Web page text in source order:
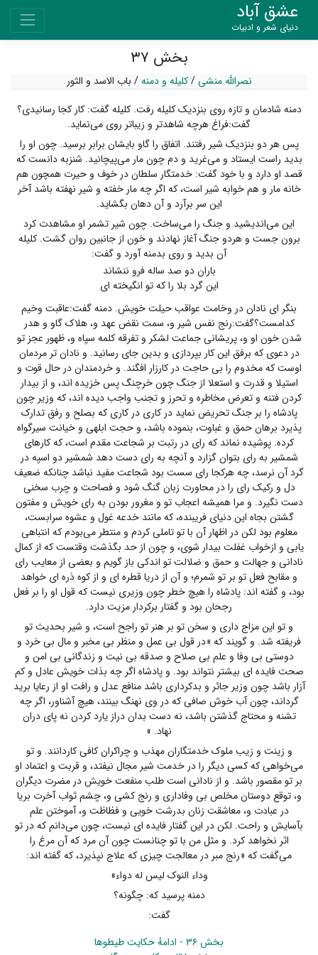
عشق آباد
دنیای شعر و ادبیات
بخش ۳۷
نصرالله منشی/کلیله و دمنه / باب الاسد و الثور
دمنه شادمان و تازه روی بنزدیک کلیله رفت. کلیله گفت: کار کجا رسانیدی؟
گفت:فراغ هرچه شاهدتر و زیباتر روی می‌نماید.
پس هر دو بنزدیک شیر رفتند. اتفاق را گاو بایشان برابر برسید. چون او را
بدید راست ایستاد و می‌غرید و دم چون مار می‌پیچانید. شنزبه دانست که
قصد او دارد و با خود گفت: خدمتگار سلطان در خوف و حیرت همچون هم
خانه مار و هم خوابه شیر است، که اگر چه مار خفته و شیر نهفته باشد آخر
این سر برآرد و آن دهان بگشاید.
این می‌اندیشید و جنگ را می‌ساخت. چون شیر تشمر او مشاهدت کرد
برون جست و هردو جنگ آغاز نهادند و خون از جانبین روان گشت. کلیله
آن بدید و روی بدمنه آورد و گفت:
باران دو صد ساله فرو ننشاند
این گرد بلا را که تو انگیخته ای
بنگر ای نادان در وخامت عواقب حیلت خویش. دمنه گفت:عاقبت وخیم
کدامست؟گفت:رنج نفس شیر و، سمت نقض عهد و، هلاک گاو و هدر
شدن خون او و، پریشانی جماعت لشکر و تفرقه کلمه سپاه و، ظهور عجز تو
در دعوی که برفق این کار بپردازی و بدین جای رسانید. و نادان تر مردمان
اوست که مخدوم را بی حاجت در کارزار افگند. و خردمندان در حال قوت و
استیلا و قدرت و استعلا از جنگ چون خرچنگ پس خزیده اند، و از بیدار
کردن فتنه و تعرض مخاطره و تحرز و تجنب واجب دیده اند، که وزیر چون
پادشاه را بر جنگ تحریض نماید در کاری در کاری که بصلح و رفق تدارک
پذیرد برهان حمق و غباوت، بنموده باشد، و حجت ابلهی و خیانت سیرگواه
کرده. پوشیده نماند که رای در رتبت بر شجاعت مقدم است، که کارهای
شمشیر به رای بتوان گزارد و آنچه به رای دست دهد شمشیر دو اسپه در
گرد آن نرسد، چه هرکجا رای سست بود شجاعت مفید نباشد چنانکه ضعیف
دل و رکیک رای را در محاورت زبان گنگ شود و فصاحت و چرب سخنی
دست نگیرد. و مرا همیشه اعجاب تو و مغرور بودن به رای خویش و مفتون
گشتن بجاه این دنیای فریبنده، که مانند خدعه غول و عشوه سرابست،
معلوم بود لکن در اظهار آن با تو تاملی کردم و منتطر می‌بودم که انتباهی
یابی و ازخواب غفلت بیدار شوی، و چون از حد بگذشت وقتست که از کمال
نادانی و جهالت و حمق و ضلالت تو اندکی باز گویم و بعضی از معایب رای
و مقابح فعل تو بر تو شمرم؛ و آن از دریا قطره ای و از کوه ذره ای خواهد
بود، و گفته اند: پادشاه را هیچ خطر چون وزیری نیست که قول او را بر فعل
رجحان بود و گفتار برکردار مزیت دارد.
و تو این مزاج داری و سخن تو بر هنر تو راجح است، و شیر بحدیث تو
فریفته شد. و گویند که «در قول بی عمل و منظر بی مخبر و مال بی خرد و
دوستی بی وفا و علم بی صلاح و صدقه بی نیت و زندگانی بی امن و
صحت فایده ای بیشتر نتواند بود. و پادشاه اگر چه بذات خویش عادل و کم
آزار باشد چون وزیر جائر و بدکرداری باشد منافع عدل و رافت او از رعایا برید
گرداند، چون آب خوش صافی که در وی نهنگ بینند، هیچ آشناور، اگر چه
تشنه و محتاج گذشتن باشد، نه دست بدان دراز یارد کردن نه پای دران
نهاد. »
و زینت و زیب ملوک خدمتگاران مهذب و چراکران کافی کاردانند. و تو
می‌خواهی که کسی دیگر را در خدمت شیر مجال نیفتد، و قربت و اعتماد او
بر تو مقصور باشد. و از نادانی است طلب منفعت خویش در مضرت دیگران
و، توقع دوستان مخلص بی وفاداری و رنج کشی و، چشم ثواب آخرت بریا
در عبادت و، معاشقت زنان بدرشت خویی و فظاظت و، آموختن علم
بآسایش و راحت. لکن در این گفتار فایده ای نیست، چون می‌دانم که در تو
اثر نخواهد کرد. و مثل من با تو چنانست چون آن مرد که آن مرغ را
می‌گفت که «رنج مبر در معالجت چیزی که علاج نپذیرد، که گفته اند:
وداء النوک لیس له دواء»
دمنه پرسید که: چگونه؟
گفت:
بخش ۳۶ - ادامهٔ حکایت طیطوها